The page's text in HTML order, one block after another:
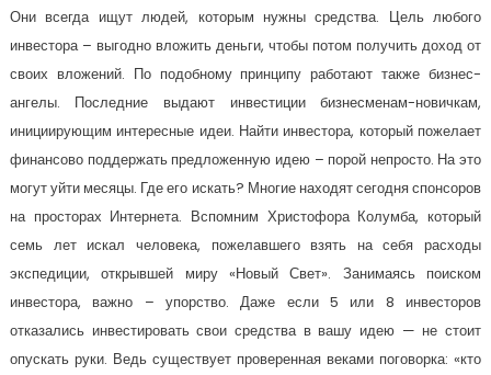
Они всегда ищут людей, которым нужны средства. Цель любого
инвестора – выгодно вложить деньги, чтобы потом получить доход от
своих вложений. По подобному принципу работают также бизнес-
ангелы. Последние выдают инвестиции бизнесменам-новичкам,
инициирующим интересные идеи. Найти инвестора, который пожелает
финансово поддержать предложенную идею – порой непросто. На это
могут уйти месяцы. Где его искать? Многие находят сегодня спонсоров
на просторах Интернета. Вспомним Христофора Колумба, который
семь лет искал человека, пожелавшего взять на себя расходы
экспедиции, открывшей миру «Новый Свет». Занимаясь поиском
инвестора, важно – упорство. Даже если 5 или 8 инвесторов
отказались инвестировать свои средства в вашу идею — не стоит
опускать руки. Ведь существует проверенная веками поговорка: «кто